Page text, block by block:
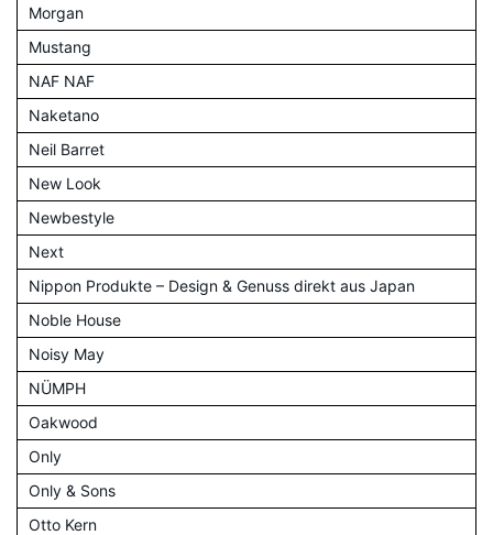
Morgan
Mustang
NAF NAF
Naketano
Neil Barret
New Look
Newbestyle
Next
Nippon Produkte – Design & Genuss direkt aus Japan
Noble House
Noisy May
NÜMPH
Oakwood
Only
Only & Sons
Otto Kern